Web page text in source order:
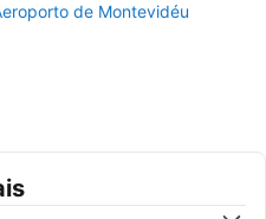
de Montevidéu